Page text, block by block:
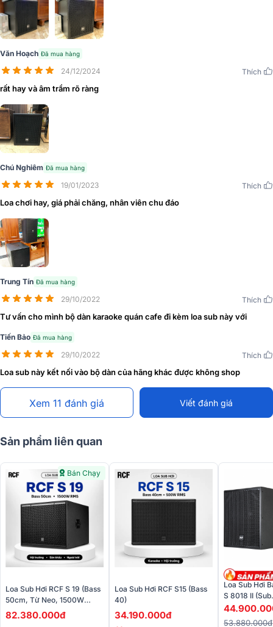
Loa dạng hình hộp, thùng loa được làm gỗ ép bạch dương khá dày
dặn, bền bỉ, bên ngoài được sơn thêm 1 lớp sơn đen mịn giúp bảo vệ
hệ thống loa khỏi bụi và hơi nước hiệu quả.
RCF S 8015 có thiết kế lưới kim loại cao cấp giống tổ ong rất xinh
trước chắc chắn nâng tầm thương hiệu. Mặt sau là thiết kế hai cổng
Đánh giá chất lượng loa sub hơi RCF S 8015II
Sub hơi bass 40cm
Loa sub hơi RCF S 8015II có thiết kế bass 40cm hoạt động bền bỉ.
Loa bass mặt với 1 củ loa bass 40cm, cuộn âm 10.16cm chịu nhiệt
Văn Hoạch Đã mua hàng
24/12/2024 Thích
rất hay và âm trầm rõ ràng
Chú Nghiêm Đã mua hàng
19/01/2023 Thích
Loa chơi hay, giá phải chăng, nhân viên chu đáo
Trung Tín Đã mua hàng
29/10/2022 Thích
Tư vấn cho mình bộ dàn karaoke quán cafe đi kèm loa sub này với
Tiến Bảo Đã mua hàng
29/10/2022 Thích
Loa sub này kết nối vào bộ dàn của hãng khác được không shop
Xem 11 đánh giá Viết đánh giá
Sản phẩm liên quan
Bán Chạy
Loa Sub Hơi RCF S 19 (Bass
50cm, Từ Neo, 1500W
RMS, 30Hz, SPL 139dB)
82.380.000đ
Loa Sub Hơi RCF S15 (bass
40)
34.190.000đ
Loa Sub Hơi
S 8018 II (Sub
Đơn,1500W/
Italy)
53.880.000đ